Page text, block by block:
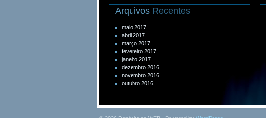
Arquivos Recentes
maio 2017
abril 2017
março 2017
fevereiro 2017
janeiro 2017
dezembro 2016
novembro 2016
outubro 2016